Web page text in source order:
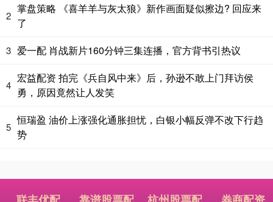
2
掌盘策略 《喜羊羊与灰太狼》新作画面疑似擦边? 回应来
了
3 爱一配 肖战新片160分钟三集连播，官方背书引热议
4
宏益配资 拍完《兵自风中来》后，孙逊不敢上门拜访侯
勇，原因竟然让人发笑
5
恒瑞盈 油价上涨强化通胀担忧，白银小幅反弹不改下行趋
势